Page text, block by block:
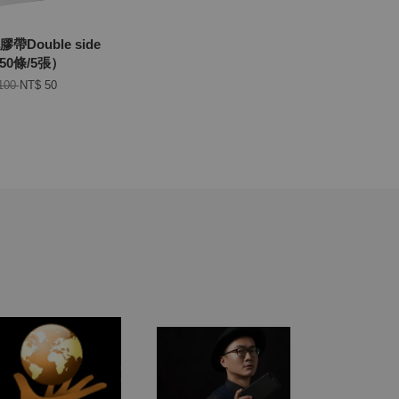
帶Double side
條/5張）
NT$ 50